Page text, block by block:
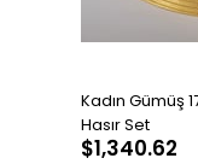
Kadın Gümüş
Hasır Set
$1,340.62